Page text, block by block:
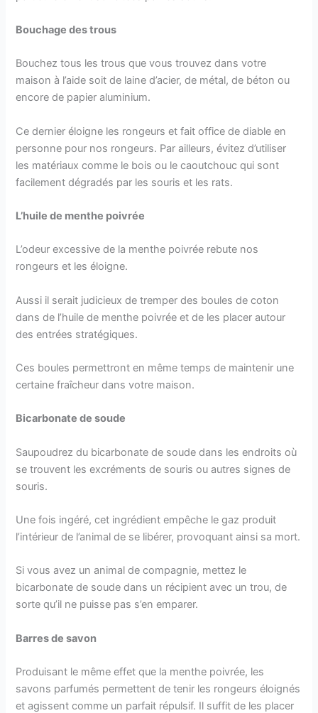
Bouchage des trous
Bouchez tous les trous que vous trouvez dans votre
maison à l’aide soit de laine d’acier, de métal, de béton ou
encore de papier aluminium.
Ce dernier éloigne les rongeurs et fait office de diable en
personne pour nos rongeurs. Par ailleurs, évitez d’utiliser
les matériaux comme le bois ou le caoutchouc qui sont
facilement dégradés par les souris et les rats.
L’huile de menthe poivrée
L’odeur excessive de la menthe poivrée rebute nos
rongeurs et les éloigne.
Aussi il serait judicieux de tremper des boules de coton
dans de l’huile de menthe poivrée et de les placer autour
des entrées stratégiques.
Ces boules permettront en même temps de maintenir une
certaine fraîcheur dans votre maison.
Bicarbonate de soude
Saupoudrez du bicarbonate de soude dans les endroits où
se trouvent les excréments de souris ou autres signes de
souris.
Une fois ingéré, cet ingrédient empêche le gaz produit
l’intérieur de l’animal de se libérer, provoquant ainsi sa mort.
Si vous avez un animal de compagnie, mettez le
bicarbonate de soude dans un récipient avec un trou, de
sorte qu’il ne puisse pas s’en emparer.
Barres de savon
Produisant le même effet que la menthe poivrée, les
savons parfumés permettent de tenir les rongeurs éloignés
et agissent comme un parfait répulsif. Il suffit de les placer